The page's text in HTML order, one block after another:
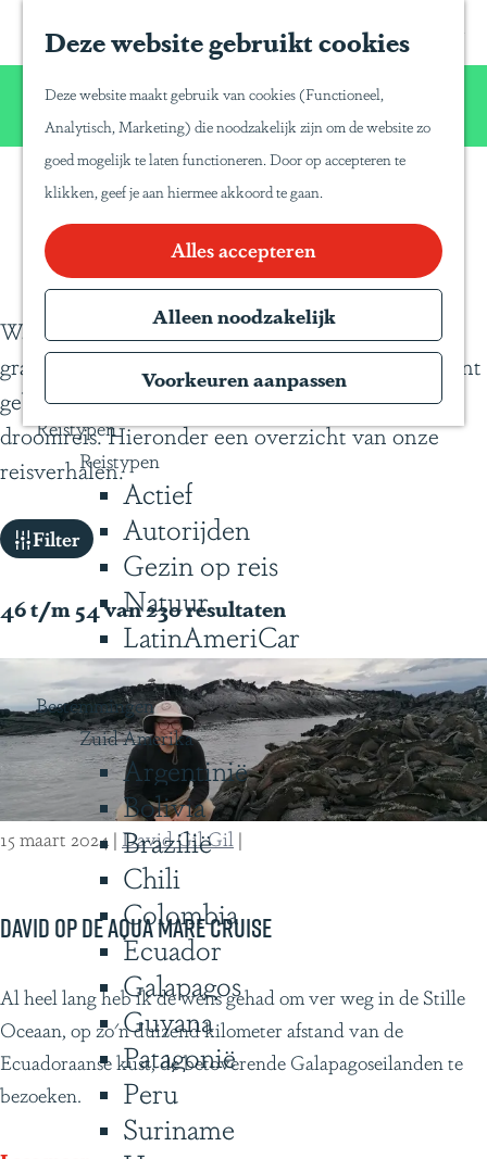
Deze website gebruikt cookies
Deze website maakt gebruik van cookies (Functioneel,
Analytisch, Marketing) die noodzakelijk zijn om de website zo
goed mogelijk te laten functioneren. Door op accepteren te
klikken, geef je aan hiermee akkoord te gaan.
Alles accepteren
Alleen noodzakelijk
Voorkeuren aanpassen
p
a
e
Inspiratie
Reisinspiratie
Blog
Duurzaam reizen
Gente Mágica
Inspiratiedagen
KLM Holland
Herald
Magazine
Webinars
Reistypen
Reistypen
Actief
Autorijden
Gezin op reis
Natuur
LatinAmeriCar
Bestemmingen
Zuid Amerika
Argentinië
Bolivia
Brazilië
Chili
Colombia
Ecuador
Galapagos
Guyana
Patagonië
Peru
Suriname
k
a
T
a
e
Wij willen u net zo van Latijns-Amerika laten
genieten zoals wij dat zelf doen!
Blogs
Waar u naar toe gaat, zijn wij geweest. Wij delen
graag onze reiservaringen en tips met u, die u kunt
gebruiken voor het samenstellen van uw eigen
droomreis. Hieronder een overzicht van onze
reisverhalen.
W
a
t
o
e
k
e
?
Filter
46 t/m 54 van 230 resultaten
David op de Aqua Mare Cruise
15 maart 2024| David Gil Gil |
D
a
v
i
Al heel lang heb ik de wens gehad om ver weg in de Stille
Oceaan, op zo'n duizend kilometer afstand van de
Ecuadoraanse kust, de betoverende Galapagoseilanden te
bezoeken.